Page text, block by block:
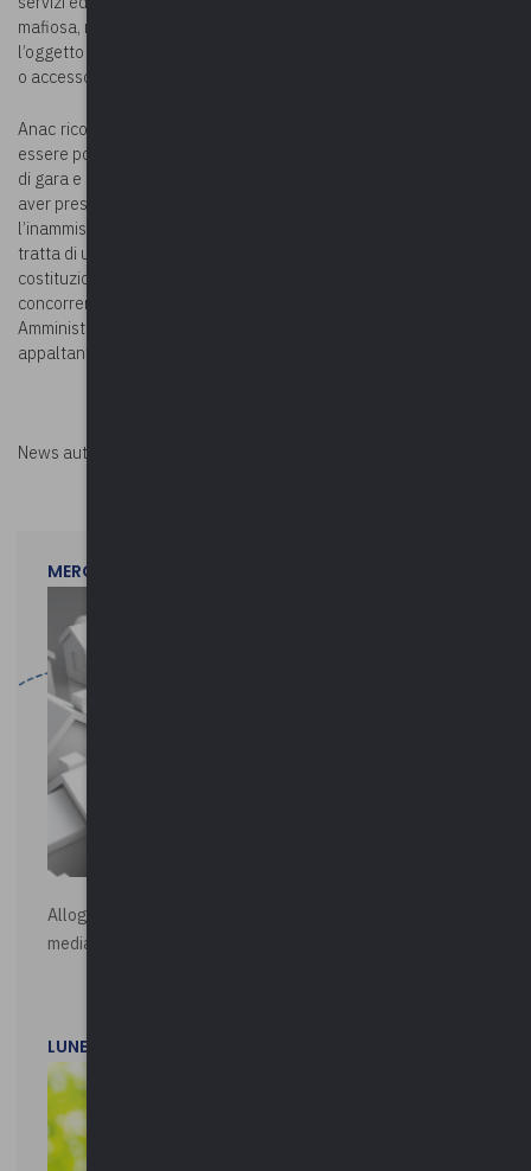
mafiosa, nei casi in cui le attività maggiormente esposte non siano
l’oggetto principale della gara ma costituiscano attività secondarie
o accessorie alla prestazione oggetto dell’appalto.
Anac ricorda che il requisito dell’iscrizione alle white list deve
essere posseduto al momento della partecipazione alla procedura
di gara e che la mancata iscrizione (o la mancata dichiarazione di
aver presentato idonea domanda di iscrizione) determina
l’inammissibilità dell’impresa e la sua esclusione dalla gara. Si
tratta di un requisito a presidio di diritti e principi di ordine
costituzionale, come la salvaguardia dell’ordine pubblico, della
concorrenza e del buon andamento della Pubblica
Amministrazione e non può essere derogato dalla stazione
appaltante nell’elaborazione dei documenti di gara.
News autorizzata da
MERCOLEDì 29 LUGLIO 2026
Alloggi di Edilizia Residenziale Pubblica - Vendita all'asta
mediante procedura asincrona telematica
LUNEDì 20 LUGLIO 2026